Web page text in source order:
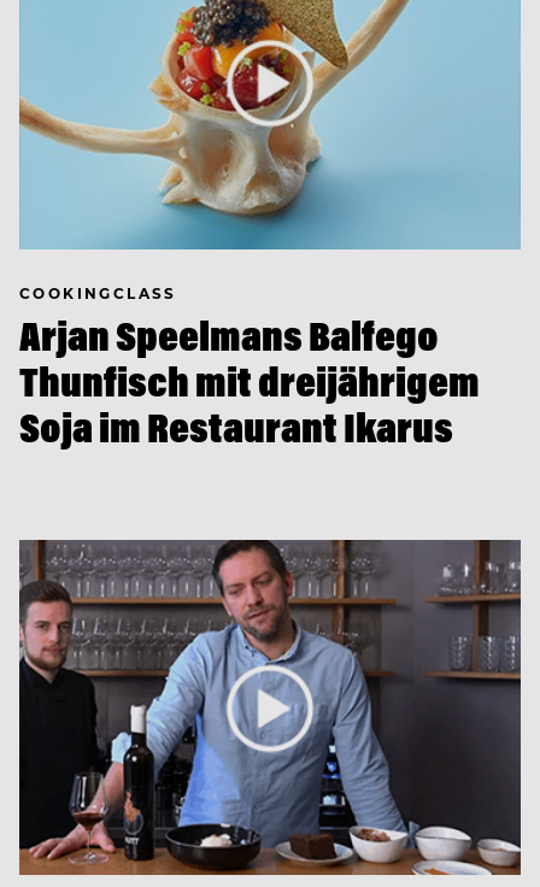
COOKINGCLASS
Arjan Speelmans Balfego
Thunfisch mit dreijährigem
Soja im Restaurant Ikarus